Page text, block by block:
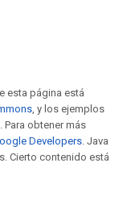
esta página está
, y los ejemplos
. Para obtener más
Developers. Java
Cierto contenido está